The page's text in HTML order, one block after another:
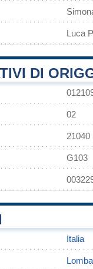
Luca
DI
02
21040
G103
Italia